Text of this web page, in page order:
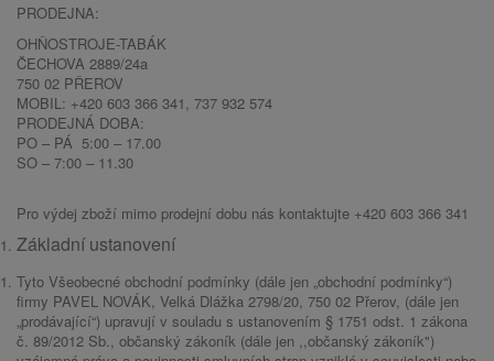
PRODEJNA:
OHŇOSTROJE-TABÁK
ČECHOVA 2889/24a
750 02 PŘEROV
MOBIL: +420 603 366 341, 737 932 574
PRODEJNÁ DOBA:
PO – PÁ 5:00 – 17.00
SO – 7:00 – 11.30
Pro výdej zboží mimo prodejní dobu nás kontaktujte +420 603 366 341
Základní ustanovení
Tyto Všeobecné obchodní podmínky (dále jen „obchodní podmínky“)
firmy PAVEL NOVÁK, Velká Dlážka 2798/20, 750 02 Přerov, (dále jen
„prodávající“) upravují v souladu s ustanovením § 1751 odst. 1 zákona
č. 89/2012 Sb., občanský zákoník (dále jen ,,občanský zákoník")